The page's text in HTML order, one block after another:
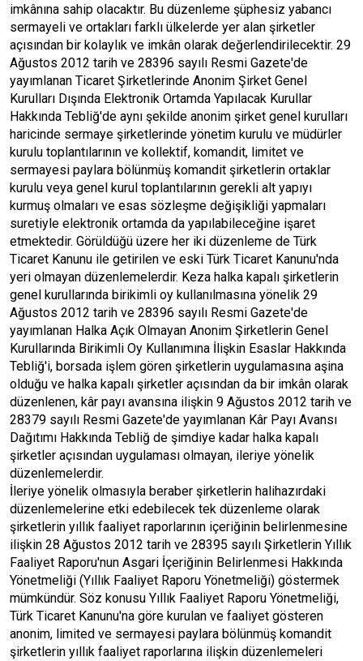
imkânına sahip olacaktır. Bu düzenleme şüphesiz yabancı
sermayeli ve ortakları farklı ülkelerde yer alan şirketler
açısından bir kolaylık ve imkân olarak değerlendirilecektir. 29
Ağustos 2012 tarih ve 28396 sayılı Resmi Gazete'de
yayımlanan Ticaret Şirketlerinde Anonim Şirket Genel
Kurulları Dışında Elektronik Ortamda Yapılacak Kurullar
Hakkında Tebliğ'de aynı şekilde anonim şirket genel kurulları
haricinde sermaye şirketlerinde yönetim kurulu ve müdürler
kurulu toplantılarının ve kollektif, komandit, limitet ve
sermayesi paylara bölünmüş komandit şirketlerin ortaklar
kurulu veya genel kurul toplantılarının gerekli alt yapıyı
kurmuş olmaları ve esas sözleşme değişikliği yapmaları
suretiyle elektronik ortamda da yapılabileceğine işaret
etmektedir. Görüldüğü üzere her iki düzenleme de Türk
Ticaret Kanunu ile getirilen ve eski Türk Ticaret Kanunu'nda
yeri olmayan düzenlemelerdir. Keza halka kapalı şirketlerin
genel kurullarında birikimli oy kullanılmasına yönelik 29
Ağustos 2012 tarih ve 28396 sayılı Resmi Gazete'de
yayımlanan Halka Açık Olmayan Anonim Şirketlerin Genel
Kurullarında Birikimli Oy Kullanımına İlişkin Esaslar Hakkında
Tebliğ'i, borsada işlem gören şirketlerin uygulamasına aşina
olduğu ve halka kapalı şirketler açısından da bir imkân olarak
düzenlenen, kâr payı avansına ilişkin 9 Ağustos 2012 tarih ve
28379 sayılı Resmi Gazete'de yayımlanan Kâr Payı Avansı
Dağıtımı Hakkında Tebliğ de şimdiye kadar halka kapalı
şirketler açısından uygulaması olmayan, ileriye yönelik
düzenlemelerdir.
İleriye yönelik olmasıyla beraber şirketlerin halihazırdaki
düzenlemelerine etki edebilecek tek düzenleme olarak
şirketlerin yıllık faaliyet raporlarının içeriğinin belirlenmesine
ilişkin 28 Ağustos 2012 tarih ve 28395 sayılı Şirketlerin Yıllık
Faaliyet Raporu'nun Asgari İçeriğinin Belirlenmesi Hakkında
Yönetmeliği (Yıllık Faaliyet Raporu Yönetmeliği) göstermek
mümkündür. Söz konusu Yıllık Faaliyet Raporu Yönetmeliği,
Türk Ticaret Kanunu'na göre kurulan ve faaliyet gösteren
anonim, limited ve sermayesi paylara bölünmüş komandit
şirketlerin yıllık faaliyet raporlarına ilişkin düzenlemeleri